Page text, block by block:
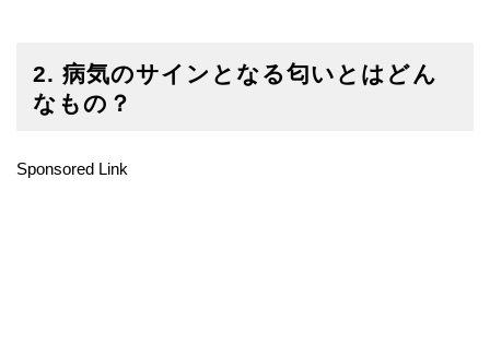
2. 病気のサインとなる匂いとはどん
なもの？
Sponsored Link